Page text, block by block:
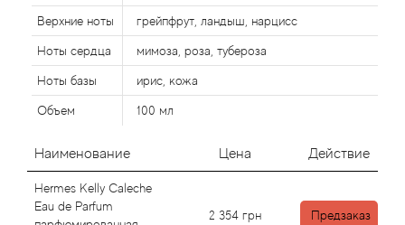
Верхние ноты грейпфрут, ландыш, нарцисс
Ноты сердца мимоза, роза, тубероза
Ноты базы ирис, кожа
Объем 100 мл
Наименование Цена Действие
Hermes Kelly Caleche
Eau de Parfum
2 354 грн Предзаказ
Alexandre J
Alfred Dunhill
Alyson Oldoini
Alyssa Ashley
American Crew